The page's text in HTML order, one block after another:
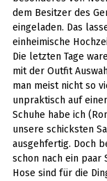
dem Besitzer des
eingeladen. Das
einheimische
Die letzten Tage
mit der Outfit
man meist nicht so
unpraktisch auf
Schuhe habe ich
unsere schicksten
ausgehfertig. Doch
schon nach ein paar
Hose sind für die